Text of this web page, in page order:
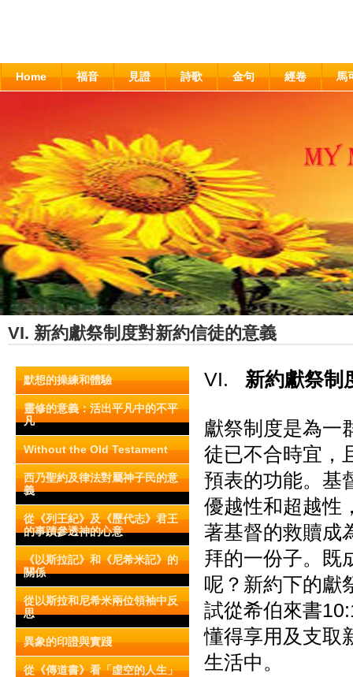
Home 福音 見證 詩歌 金句 經卷 馬
VI. 新約獻祭制度對新約信徒的意義
默想的操練和體驗
靈修的意義：活出平凡中的不平
凡
Without the Old Testament
西乃聖約及律法對屬神子民的意
義
從《列王紀》及《歷代志》君王
的事蹟參透神的心意
《以斯拉記》和《尼希米記》的
關係
從以斯拉和尼希米兩位領袖中反
思
異象的印證與實踐
從《傳道書》看「虛空的人生」
VI. 新約獻祭制
獻祭制度是為一
徒已不合時宜，
預表的功能。基
優越性和超越性
著基督的救贖成
拜的一份子。既
呢？新約下的獻
試從希伯來書
懂得享用及支取
生活中。